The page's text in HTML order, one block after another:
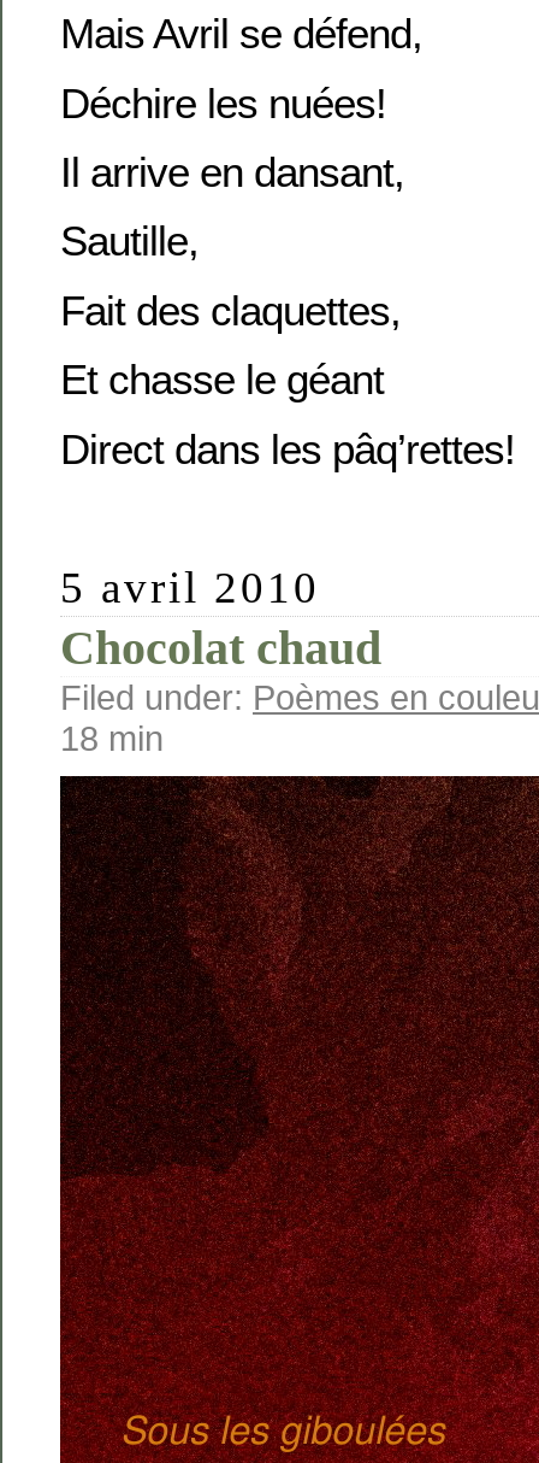
Mais Avril se défend,
Déchire les nuées!
Il arrive en dansant,
Sautille,
Fait des claquettes,
Et chasse le géant
Direct dans les pâq’rettes!
5 avril 2010
Chocolat chaud
Filed under: Poèmes en
18 min